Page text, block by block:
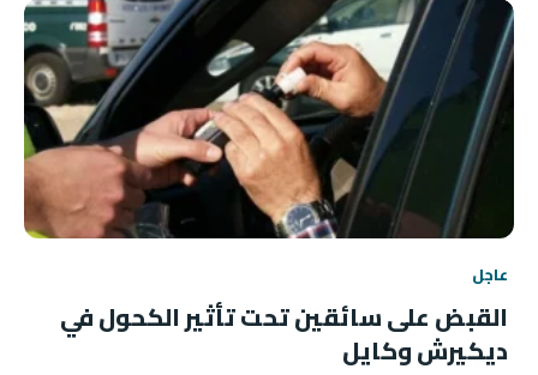
عاجل
القبض على سائقين تحت تأثير الكحول في
ديكيرش وكايل